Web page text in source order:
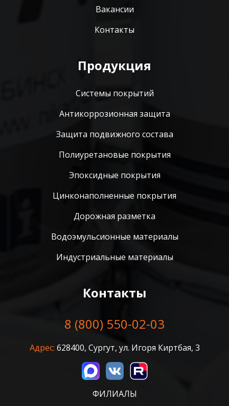
Вакансии
Контакты
Продукция
Системы покрытий
Антикоррозионная защита
Защита подвижного состава
Полиуретановые покрытия
Эпоксидные покрытия
Цинконаполненные покрытия
Дорожная разметка
Водоэмульсионные материалы
Индустриальные материалы
Контакты
8 (800) 550-02-03
Адрес: 628400, Сургут, ул. Игоря Киртбая, 3
ФИЛИАЛЫ